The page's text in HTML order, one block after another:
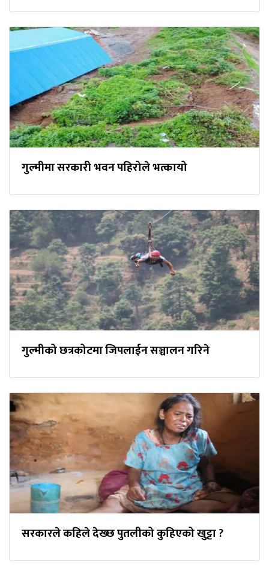
गुल्मीमा सरकारी भवन पहिरोले भत्कायो
गुल्मीको छत्रकोटमा जिपलाईन सञ्चालन गरिने
सरकारले कहिले देख्छ पुतलीको कुहिएको खुट्टा ?